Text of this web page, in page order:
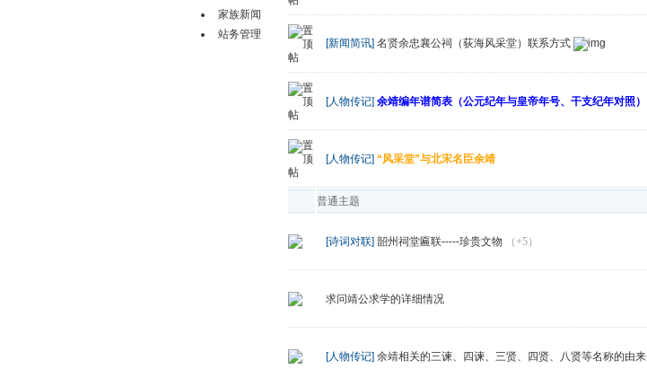
家族新闻
站务管理
[新闻简讯] 名贤余忠襄公祠（荻海风采堂）联系方式
[人物传记] 余靖编年谱简表（公元纪年与皇帝年号、干支纪年对照）
[人物传记] “风采堂”与北宋名臣余靖
普通主题
[诗词对联] 韶州祠堂匾联-----珍贵文物 （+5）
求问靖公求学的详细情况
[人物传记] 余靖相关的三谏、四谏、三贤、四贤、八贤等名称的由来